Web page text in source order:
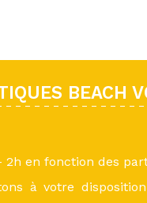
BEACH
2h en fonction des
à votre